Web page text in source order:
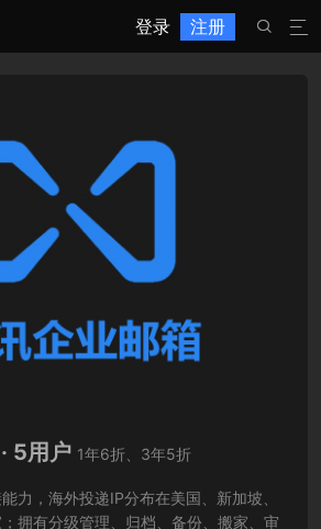
登录 注册 

5用户 1年6折、3年5折
力，海外投递IP分布在美国、新加坡、
拥有分级管理、归档、备份、搬家、审